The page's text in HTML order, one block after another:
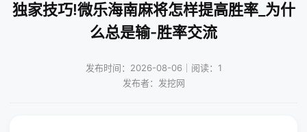
独家技巧!微乐海南麻将怎样提高胜率_为什
么总是输-胜率交流
发布时间：2026-08-06｜阅读：1
发布者：发挖网